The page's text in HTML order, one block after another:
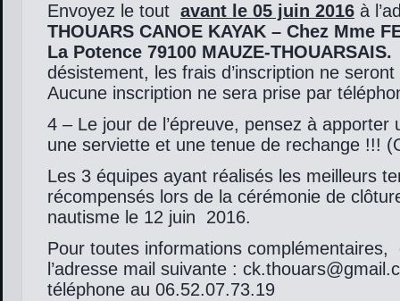
Envoyez le tout avant le 05 juin 2016 à
THOUARS CANOE KAYAK – Chez Mme
La Potence 79100 MAUZE-
désistement, les frais d’inscription ne
Aucune inscription ne sera prise par
4 – Le jour de l’épreuve, pensez à apporter
une serviette et une tenue de rechange !!!
Les 3 équipes ayant réalisés les meilleurs
récompensés lors de la cérémonie de
nautisme le 12 juin 2016.
Pour toutes informations complémentaires,
l’adresse mail suivante :
téléphone au 06.52.07.73.19